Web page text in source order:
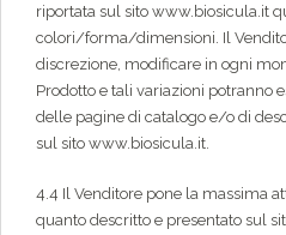
riportata sul sito www.biosicula.it
colori/forma/dimensioni. Il
discrezione, modificare in ogni
Prodotto e tali variazioni potranno
delle pagine di catalogo e/o di
sul sito www.biosicula.it.
4.4 Il Venditore pone la massima
quanto descritto e presentato sul